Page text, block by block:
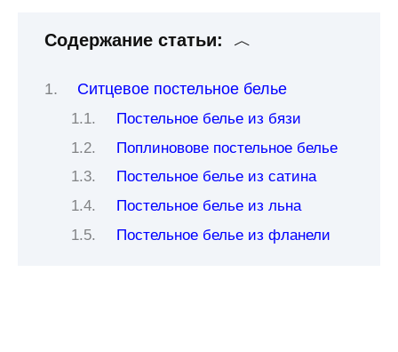
Содержание статьи:
Ситцевое постельное белье
Постельное белье из бязи
Поплиновове постельное белье
Постельное белье из сатина
Постельное белье из льна
Постельное белье из фланели